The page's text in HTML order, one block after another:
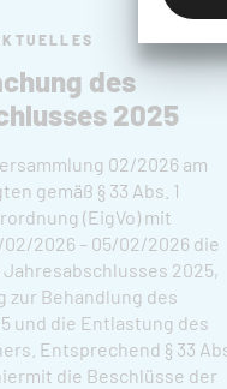
des
2025
02/2026 am
gemäß § 33 Abs. 1
(EigVo) mit
2026 – 05/02/2026 die
2025,
zur Behandlung des
und die Entlastung des
Entsprechend § 33
die Beschlüsse der